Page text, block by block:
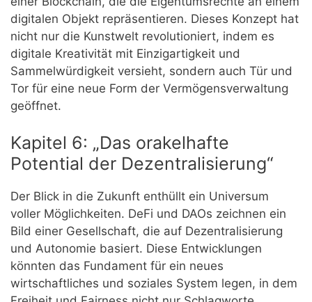
digitalen Objekt repräsentieren. Dieses Konzept hat
nicht nur die Kunstwelt revolutioniert, indem es
digitale Kreativität mit Einzigartigkeit und
Sammelwürdigkeit versieht, sondern auch Tür und
Tor für eine neue Form der Vermögensverwaltung
geöffnet.
Kapitel 6: „Das orakelhafte
Potential der Dezentralisierung“
Der Blick in die Zukunft enthüllt ein Universum
voller Möglichkeiten. DeFi und DAOs zeichnen ein
Bild einer Gesellschaft, die auf Dezentralisierung
und Autonomie basiert. Diese Entwicklungen
könnten das Fundament für ein neues
wirtschaftliches und soziales System legen, in dem